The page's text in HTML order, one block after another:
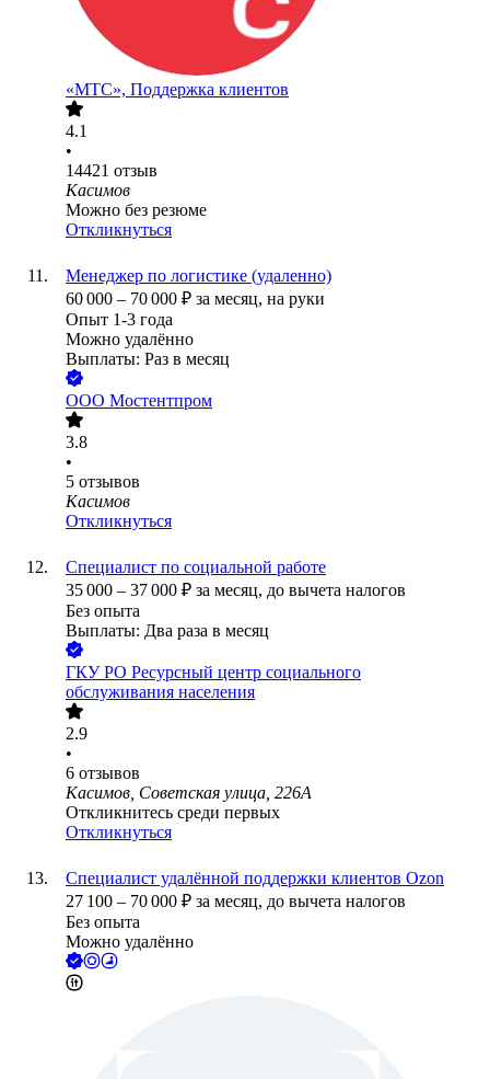
«МТС», Поддержка клиентов
4.1
•
14421 отзыв
Касимов
Можно без резюме
Откликнуться
Менеджер по логистике (удаленно)
60 000 – 70 000 ₽ за месяц, на руки
Опыт 1-3 года
Можно удалённо
Выплаты: Раз в месяц
ООО Мостентпром
3.8
•
5 отзывов
Касимов
Откликнуться
Специалист по социальной работе
35 000 – 37 000 ₽ за месяц, до вычета налогов
Без опыта
Выплаты: Два раза в месяц
ГКУ РО Ресурсный центр социального
обслуживания населения
2.9
•
6 отзывов
Касимов, Советская улица, 226А
Откликнитесь среди первых
Откликнуться
Специалист удалённой поддержки клиентов Ozon
27 100 – 70 000 ₽ за месяц, до вычета налогов
Без опыта
Можно удалённо